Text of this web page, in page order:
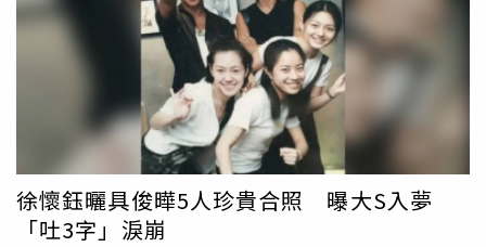
要堅強起來，也許不是立刻，但我相信慢慢的，我會越來越
好。」這張全家福的畫面中，包含S媽、小S與丈夫許雅鈞、
二女兒Lily、具俊曄、大姊徐熙嫻、小S婆婆等人，可見眾人
強忍悲痛、勉強擠出微笑。痛失摯愛的具俊曄暴瘦一圈，惹
人心疼，網友直呼：「看到歐巴我哭了，好瘦啊」 、「歐
巴瘦太多了啦，心疼」 、「歐巴像詩句裡面的…對酒當
歌，強樂還無味。衣帶漸寬終不悔。爲伊消得人憔悴，請好
好保重身體。」
徐懷鈺曬具俊曄5人珍貴合照 曝大S入夢
「吐3字」淚崩